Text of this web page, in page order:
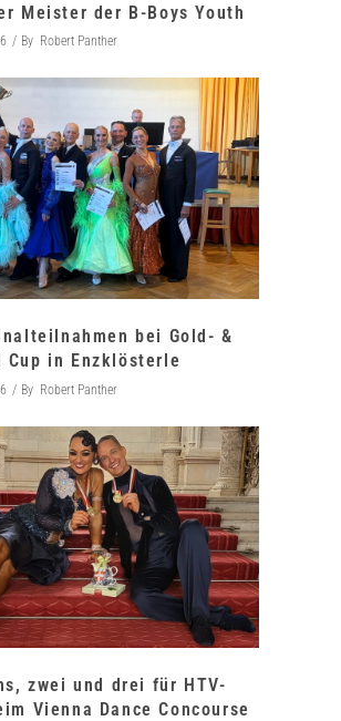
Meister der B-Boys Youth
By Robert Panther
bei Gold- &
Cup in Enzklösterle
By Robert Panther
zwei und drei für HTV-
Vienna Dance Concourse